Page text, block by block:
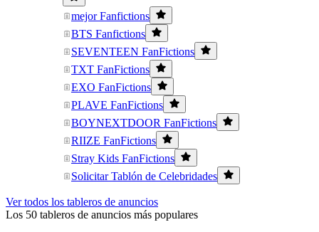
mejor Fanfictions
BTS Fanfictions
SEVENTEEN FanFictions
TXT FanFictions
EXO FanFictions
PLAVE FanFictions
BOYNEXTDOOR FanFictions
RIIZE FanFictions
Stray Kids FanFictions
Solicitar Tablón de Celebridades
Ver todos los tableros de anuncios
Los 50 tableros de anuncios más populares